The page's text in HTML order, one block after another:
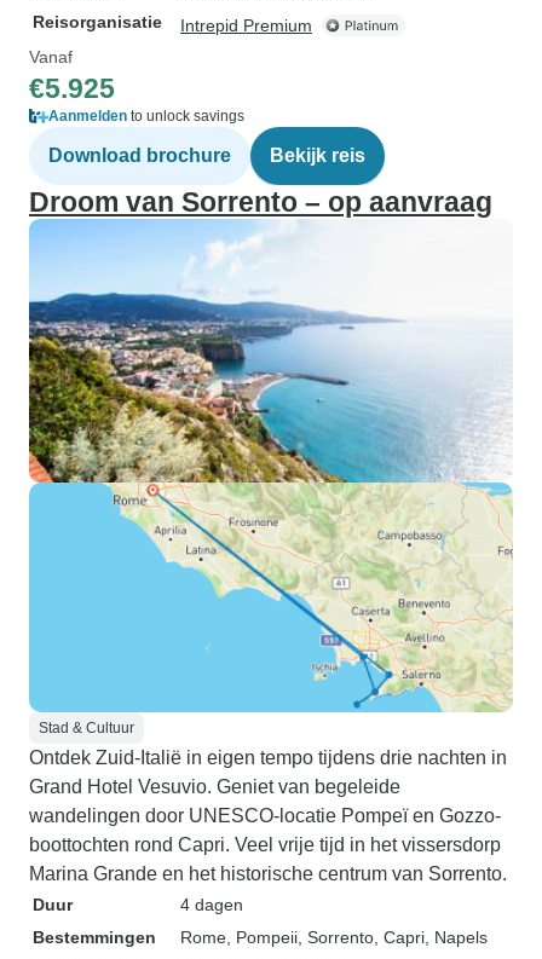
Reisorganisatie
Intrepid Premium
Vanaf
€5.925
Aanmelden to unlock savings
Download brochure Bekijk reis
Droom van Sorrento – op aanvraag
Stad & Cultuur
Ontdek Zuid-Italië in eigen tempo tijdens drie nachten in
Grand Hotel Vesuvio. Geniet van begeleide
wandelingen door UNESCO-locatie Pompeï en Gozzo-
boottochten rond Capri. Veel vrije tijd in het vissersdorp
Marina Grande en het historische centrum van Sorrento.
Duur
4 dagen
Bestemmingen
Rome , Pompeii , Sorrento , Capri , Napels